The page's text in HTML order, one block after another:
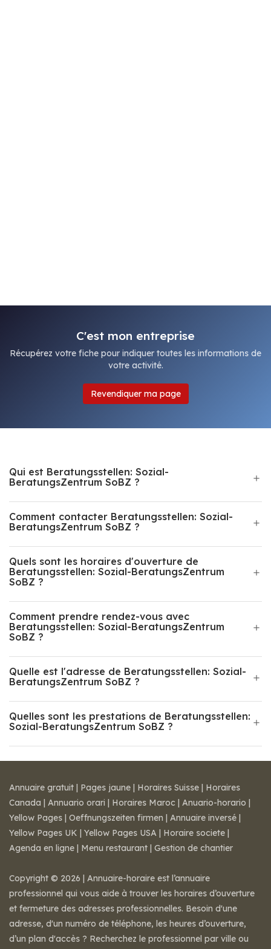
C'est mon entreprise
Récupérez votre fiche pour indiquer toutes les informations de
votre activité.
Revendiquer ma page
Qui est Beratungsstellen: Sozial-
BeratungsZentrum SoBZ ?
Comment contacter Beratungsstellen: Sozial-
BeratungsZentrum SoBZ ?
Quels sont les horaires d'ouverture de
Beratungsstellen: Sozial-BeratungsZentrum
SoBZ ?
Comment prendre rendez-vous avec
Beratungsstellen: Sozial-BeratungsZentrum
SoBZ ?
Quelle est l'adresse de Beratungsstellen: Sozial-
BeratungsZentrum SoBZ ?
Quelles sont les prestations de Beratungsstellen:
Sozial-BeratungsZentrum SoBZ ?
Annuaire gratuit | Pages jaune | Horaires Suisse | Horaires
Canada | Annuario orari | Horaires Maroc | Anuario-horario |
Yellow Pages | Oeffnungszeiten firmen | Annuaire inversé |
Yellow Pages UK | Yellow Pages USA | Horaire societe |
Agenda en ligne | Menu restaurant | Gestion de chantier
Copyright © 2026 | Annuaire-horaire est l’annuaire
professionnel qui vous aide à trouver les horaires d’ouverture
et fermeture des adresses professionnelles. Besoin d'une
adresse, d'un numéro de téléphone, les heures d’ouverture,
d’un plan d'accès ? Recherchez le professionnel par ville ou